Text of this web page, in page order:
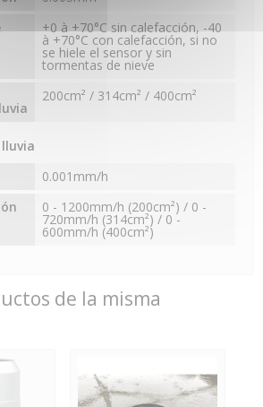
+0 à +70°C sin calefacción, -40
à +70°C con calefacción, si no
se hiele el sensor y sin
tormentas de nieve
200cm² / 314cm² / 400cm²
0.001mm/h
0 - 1200mm/h (200cm²) / 0 -
720mm/h (314cm²) / 0 -
600mm/h (400cm²)
de la misma